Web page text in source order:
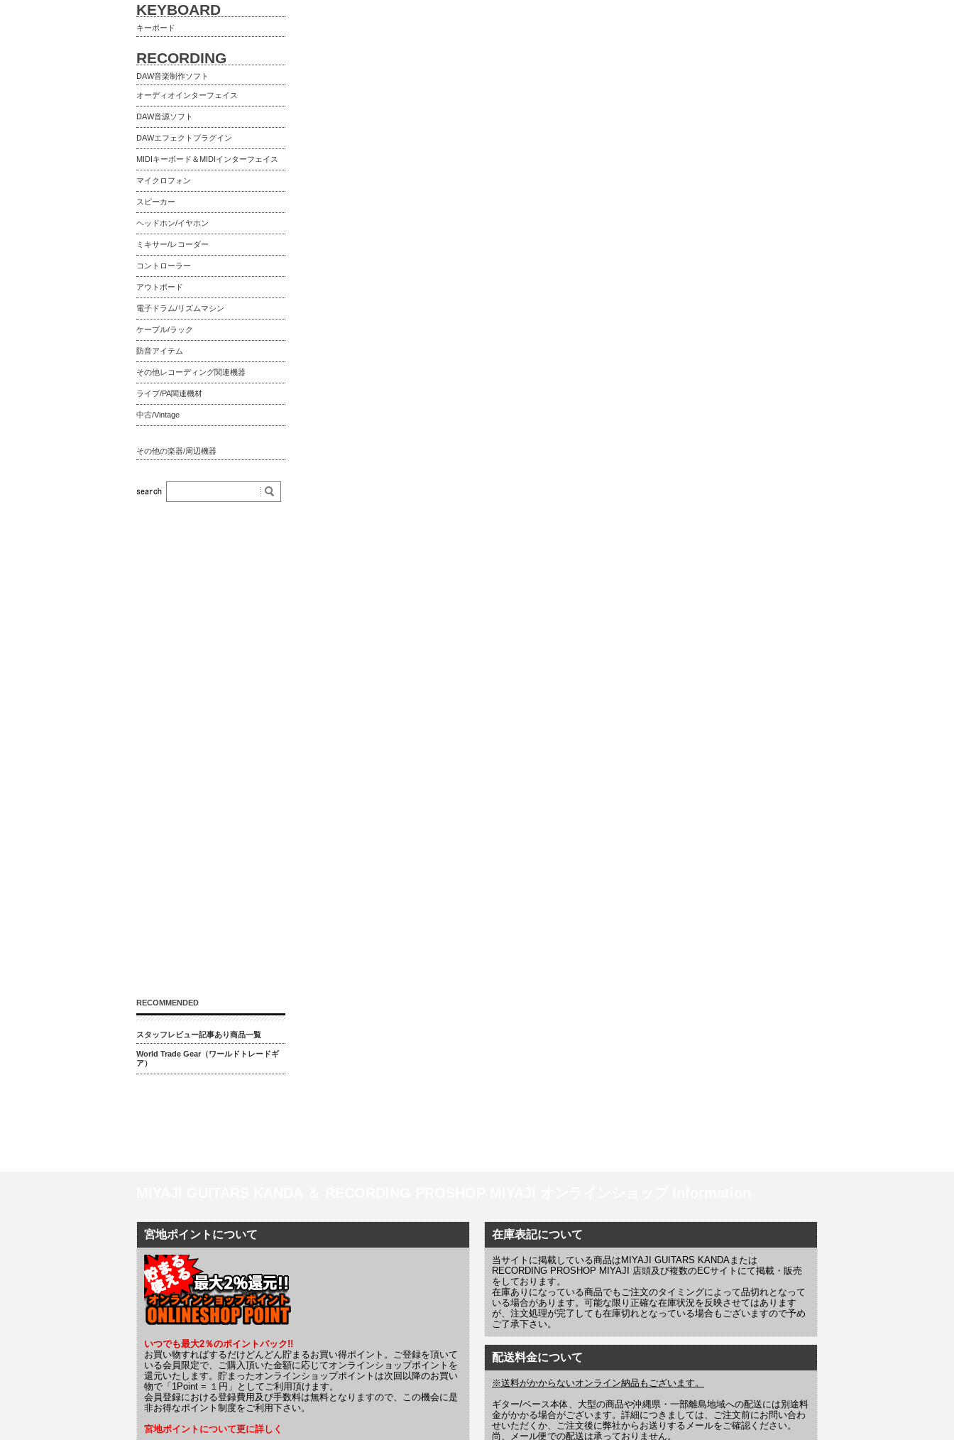
KEYBOARD
キーボード
RECORDING
DAW音楽制作ソフト
オーディオインターフェイス
DAW音源ソフト
DAWエフェクトプラグイン
MIDIキーボード＆MIDIインターフェイス
マイクロフォン
スピーカー
ヘッドホン/イヤホン
ミキサー/レコーダー
コントローラー
アウトボード
電子ドラム/リズムマシン
ケーブル/ラック
防音アイテム
その他レコーディング関連機器
ライブ/PA関連機材
中古/Vintage
その他の楽器/周辺機器
RECOMMENDED
スタッフレビュー記事あり商品一覧
World Trade Gear（ワールドトレードギ
ア）
宮地ポイントについて
いつでも最大2％のポイントバック!!
お買い物すればするだけどんどん貯まるお買い得ポイント。ご登録を頂いて
いる会員限定で、ご購入頂いた金額に応じてオンラインショップポイントを
還元いたします。貯まったオンラインショップポイントは次回以降のお買い
物で「1Point = １円」としてご利用頂けます。
会員登録における登録費用及び手数料は無料となりますので、この機会に是
非お得なポイント制度をご利用下さい。
宮地ポイントについて更に詳しく
在庫表記について
当サイトに掲載している商品はMIYAJI GUITARS KANDAまたは
RECORDING PROSHOP MIYAJI 店頭及び複数のECサイトにて掲載・販売
をしております。
在庫ありになっている商品でもご注文のタイミングによって品切れとなって
いる場合があります。可能な限り正確な在庫状況を反映させてはあります
が、注文処理が完了しても在庫切れとなっている場合もございますので予め
ご了承下さい。
配送料金について
※送料がかからないオンライン納品もございます。
ギター/ベース本体、大型の商品や沖縄県・一部離島地域への配送には別途料
金がかかる場合がございます。詳細につきましては、ご注文前にお問い合わ
せいただくか、ご注文後に弊社からお送りするメールをご確認ください。
尚、メール便での配送は承っておりません。